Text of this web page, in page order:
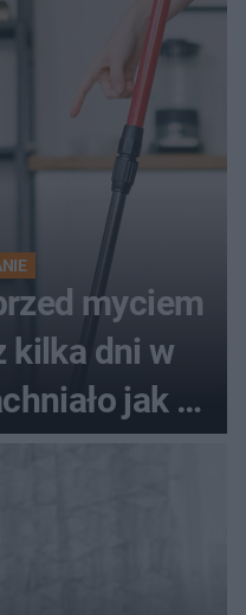
myciem
kilka dni w
jak w